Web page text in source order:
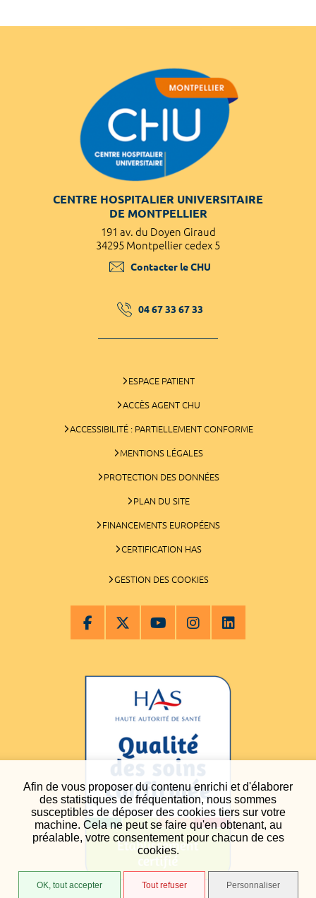
Afin de vous proposer du contenu enrichi et d'élaborer
des statistiques de fréquentation, nous sommes
susceptibles de déposer des cookies tiers sur votre
machine. Cela ne peut se faire qu'en obtenant, au
préalable, votre consentement pour chacun de ces
cookies.
OK, tout accepter Tout refuser Personnaliser
CENTRE HOSPITALIER UNIVERSITAIRE
DE MONTPELLIER
191 av. du Doyen Giraud
34295 Montpellier cedex 5
Contacter le CHU
04 67 33 67 33
ESPACE PATIENT
ACCÈS AGENT CHU
ACCESSIBILITÉ : PARTIELLEMENT CONFORME
MENTIONS LÉGALES
PROTECTION DES DONNÉES
PLAN DU SITE
FINANCEMENTS EUROPÉENS
CERTIFICATION HAS
GESTION DES COOKIES